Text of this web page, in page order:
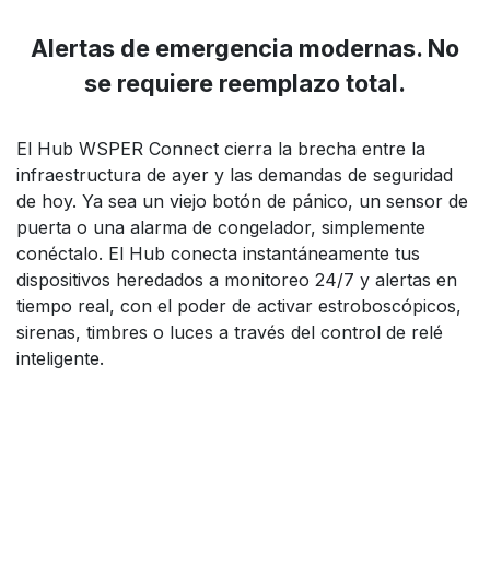
Alertas de emergencia modernas. No
se requiere reemplazo total.
El Hub WSPER Connect cierra la brecha entre la
infraestructura de ayer y las demandas de seguridad
de hoy. Ya sea un viejo botón de pánico, un sensor de
puerta o una alarma de congelador, simplemente
conéctalo. El Hub conecta instantáneamente tus
dispositivos heredados a monitoreo 24/7 y alertas en
tiempo real, con el poder de activar estroboscópicos,
sirenas, timbres o luces a través del control de relé
inteligente.